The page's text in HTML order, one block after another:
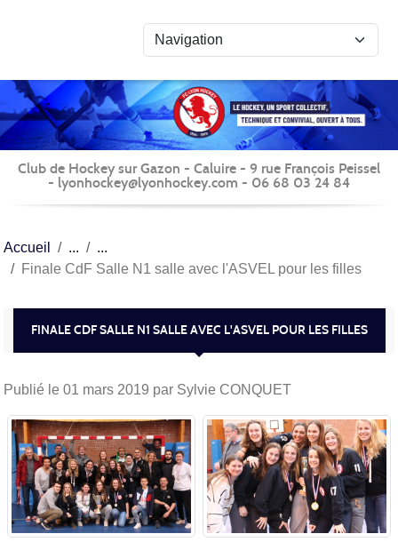
Club de Hockey sur Gazon - Caluire - 9 rue François Peissel
- lyonhockey@lyonhockey.com - 06 68 03 24 84
Accueil
Finale CdF Salle N1 salle avec l'ASVEL pour les filles
FINALE CDF SALLE N1 SALLE AVEC L'ASVEL POUR LES FILLES
Publié le 01 mars 2019 par Sylvie CONQUET